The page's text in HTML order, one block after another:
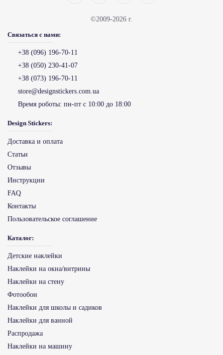
©2009-2026 г.
Связаться с нами:
+38 (096) 196-70-11
+38 (050) 230-41-07
+38 (073) 196-70-11
store@designstickers.com.ua
Время роботы: пн-пт с 10:00 до 18:00
Design Stickers:
Доставка и оплата
Статьи
Отзывы
Инструкции
FAQ
Контакты
Пользовательское соглашение
Каталог:
Детские наклейки
Наклейки на окна/витрины
Наклейки на стену
Фотообои
Наклейки для школы и садиков
Наклейки для ванной
Распродажа
Наклейки на машину